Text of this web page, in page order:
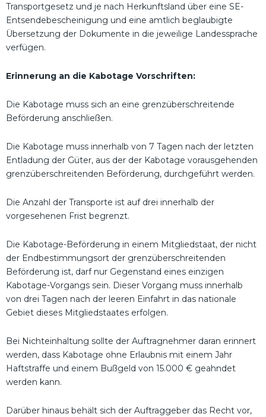
Transportgesetz und je nach Herkunftsland über eine SE-
Entsendebescheinigung und eine amtlich beglaubigte
Übersetzung der Dokumente in die jeweilige Landessprache
verfügen.
Erinnerung an die Kabotage Vorschriften:
Die Kabotage muss sich an eine grenzüberschreitende
Beförderung anschließen.
Die Kabotage muss innerhalb von 7 Tagen nach der letzten
Entladung der Güter, aus der der Kabotage vorausgehenden
grenzüberschreitenden Beförderung, durchgeführt werden.
Die Anzahl der Transporte ist auf drei innerhalb der
vorgesehenen Frist begrenzt.
Die Kabotage-Beförderung in einem Mitgliedstaat, der nicht
der Endbestimmungsort der grenzüberschreitenden
Beförderung ist, darf nur Gegenstand eines einzigen
Kabotage-Vorgangs sein. Dieser Vorgang muss innerhalb
von drei Tagen nach der leeren Einfahrt in das nationale
Gebiet dieses Mitgliedstaates erfolgen.
Bei Nichteinhaltung sollte der Auftragnehmer daran erinnert
werden, dass Kabotage ohne Erlaubnis mit einem Jahr
Haftstraffe und einem Bußgeld von 15.000 € geahndet
werden kann.
Darüber hinaus behält sich der Auftraggeber das Recht vor,